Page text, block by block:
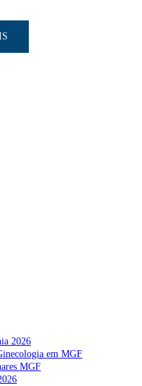
médicos dentistas reforça
2026
2026
em MGF
MGF